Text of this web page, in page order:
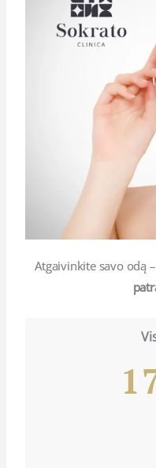
Atgaivinkite savo odą –